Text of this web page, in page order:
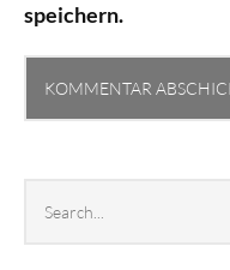
speichern.
archives